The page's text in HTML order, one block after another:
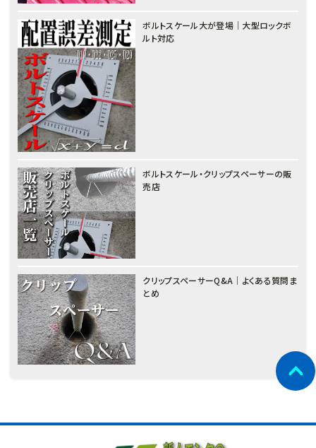
ボルトスケール大が登場｜大型ロックボ
ルト対応
ボルトスケール・クリップスペーサーの販
売店
クリップスペーサーQ&A｜よくある質問ま
とめ